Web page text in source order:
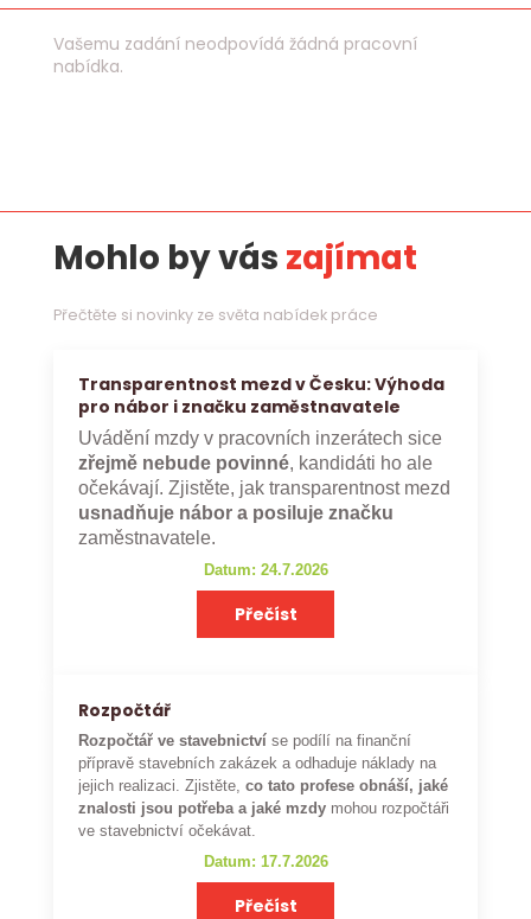
Vašemu zadání neodpovídá žádná pracovní
nabídka.
Mohlo by vás zajímat
Přečtěte si novinky ze světa nabídek práce
Transparentnost mezd v Česku: Výhoda
pro nábor i značku zaměstnavatele
Uvádění mzdy v pracovních inzerátech sice
zřejmě nebude povinné, kandidáti ho ale
očekávají. Zjistěte, jak transparentnost mezd
usnadňuje nábor a posiluje značku
zaměstnavatele.
Datum: 24.7.2026
Přečíst
Rozpočtář
Rozpočtář ve stavebnictví se podílí na finanční
přípravě stavebních zakázek a odhaduje náklady na
jejich realizaci. Zjistěte,co tato profese obnáší, jaké
znalosti jsou potřeba a jaké mzdy mohou rozpočtáři
ve stavebnictví očekávat.
Datum: 17.7.2026
Přečíst